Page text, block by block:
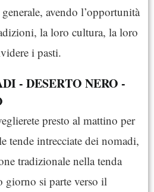
avendo l’opportunità
la loro cultura, la loro
i pasti.
- DESERTO NERO -
presto al mattino per
tende intrecciate dei nomadi,
tradizionale nella tenda
giorno si parte verso il